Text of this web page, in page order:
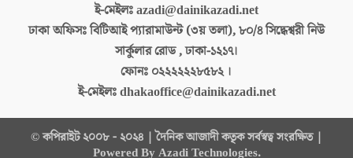
ই-মেইলঃazadi@dainikazadi.net
ঢাকা অফিসঃবিটিআই প্যারামাউন্ট (৩য় তলা), ৮০/৪ সিদ্ধেশ্বরী নিউ
সার্কুলার রোড , ঢাকা-১২১৭।
ফোনঃ ০২২২২২২৮৫৮২ ।
ই-মেইলঃdhakaoffice@dainikazadi.net
© কপিরাইট ২০০৮ - ২০২৪ | দৈনিক আজাদী কতৃক সর্বস্বত্ব সংরক্ষিত |
Powered By Azadi Technologies.